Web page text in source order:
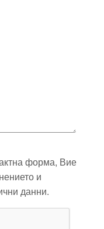
форма, Вие
и
данни.